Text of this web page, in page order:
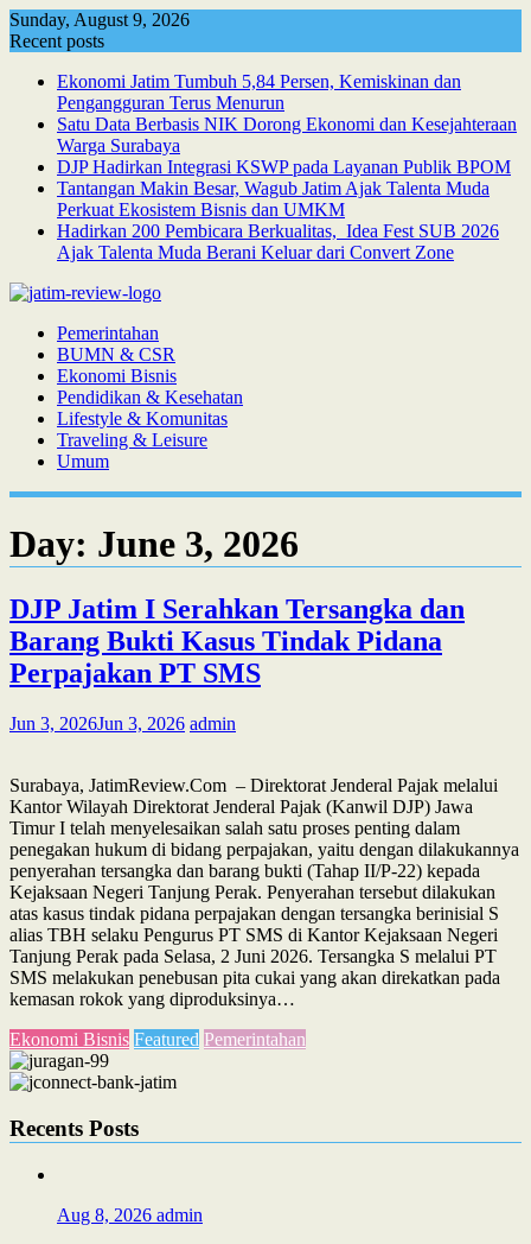
Skip
to
Sunday, August 9, 2026
Recent posts
Ekonomi Jatim Tumbuh 5,84 Persen, Kemiskinan dan
Pengangguran Terus Menurun
Satu Data Berbasis NIK Dorong Ekonomi dan Kesejahteraan
Warga Surabaya
DJP Hadirkan Integrasi KSWP pada Layanan Publik BPOM
Tantangan Makin Besar, Wagub Jatim Ajak Talenta Muda
Perkuat Ekosistem Bisnis dan UMKM
Hadirkan 200 Pembicara Berkualitas, Idea Fest SUB 2026
Ajak Talenta Muda Berani Keluar dari Convert Zone
Pemerintahan
BUMN & CSR
Ekonomi Bisnis
Pendidikan & Kesehatan
Lifestyle & Komunitas
Traveling & Leisure
Umum
Day: June 3, 2026
DJP Jatim I Serahkan Tersangka dan
Barang Bukti Kasus Tindak Pidana
Perpajakan PT SMS
Jun 3, 2026Jun 3, 2026 admin
Surabaya, JatimReview.Com – Direktorat Jenderal Pajak melalui
Kantor Wilayah Direktorat Jenderal Pajak (Kanwil DJP) Jawa
Timur I telah menyelesaikan salah satu proses penting dalam
penegakan hukum di bidang perpajakan, yaitu dengan dilakukannya
penyerahan tersangka dan barang bukti (Tahap II/P-22) kepada
Kejaksaan Negeri Tanjung Perak. Penyerahan tersebut dilakukan
atas kasus tindak pidana perpajakan dengan tersangka berinisial S
alias TBH selaku Pengurus PT SMS di Kantor Kejaksaan Negeri
Tanjung Perak pada Selasa, 2 Juni 2026. Tersangka S melalui PT
SMS melakukan penebusan pita cukai yang akan direkatkan pada
kemasan rokok yang diproduksinya…
Ekonomi Bisnis Featured Pemerintahan
Recents Posts
Aug 8, 2026 admin